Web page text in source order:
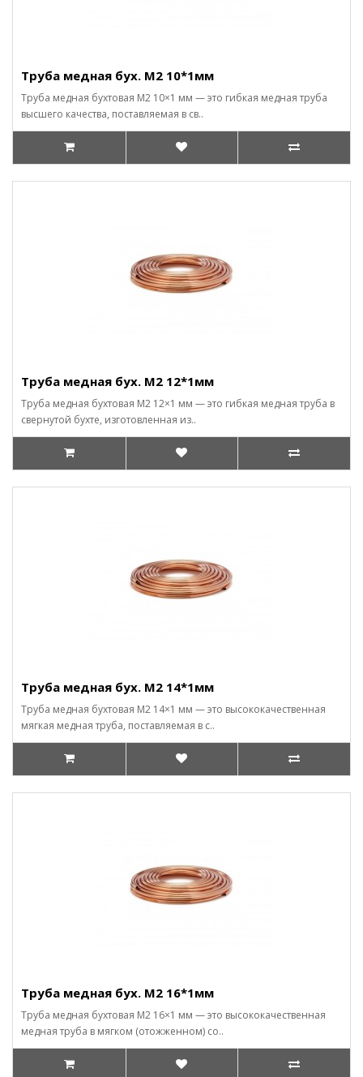
Труба медная бух. М2 10*1мм
Труба медная бухтовая М2 10×1 мм — это гибкая медная труба
высшего качества, поставляемая в св..
Труба медная бух. М2 12*1мм
Труба медная бухтовая М2 12×1 мм — это гибкая медная труба в
свернутой бухте, изготовленная из..
Труба медная бух. М2 14*1мм
Труба медная бухтовая М2 14×1 мм — это высококачественная
мягкая медная труба, поставляемая в с..
Труба медная бух. М2 16*1мм
Труба медная бухтовая М2 16×1 мм — это высококачественная
медная труба в мягком (отожженном) со..